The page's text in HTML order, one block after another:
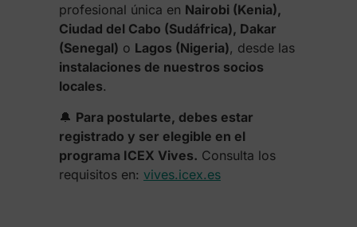
profesional única en Nairobi (Kenia),
Ciudad del Cabo (Sudáfrica), Dakar
(Senegal) o Lagos (Nigeria), desde las
instalaciones de nuestros socios
locales.
🔔 Para postularte, debes estar
registrado y ser elegible en el
programa ICEX Vives. Consulta los
requisitos en: vives.icex.es